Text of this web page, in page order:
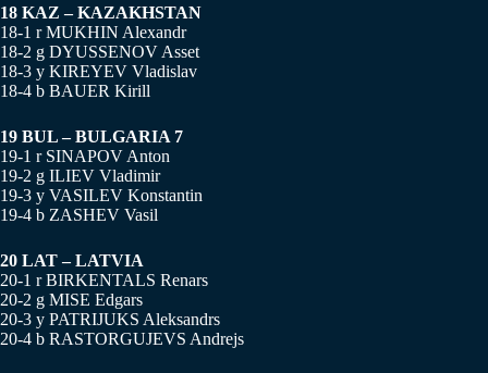
18 KAZ – KAZAKHSTAN
18-1 r MUKHIN Alexandr
18-2 g DYUSSENOV Asset
18-3 y KIREYEV Vladislav
18-4 b BAUER Kirill
19 BUL – BULGARIA 7
19-1 r SINAPOV Anton
19-2 g ILIEV Vladimir
19-3 y VASILEV Konstantin
19-4 b ZASHEV Vasil
20 LAT – LATVIA
20-1 r BIRKENTALS Renars
20-2 g MISE Edgars
20-3 y PATRIJUKS Aleksandrs
20-4 b RASTORGUJEVS Andrejs